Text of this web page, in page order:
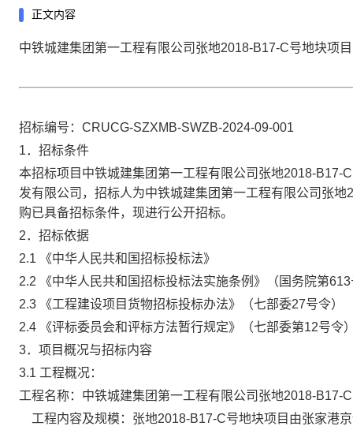
正文内容
中铁城建集团第一工程有限公司张地2018-B17-C号地块项目
招标编号： CRUCG-SZXMB-SWZB-2024-09-001
1．招标条件
本招标项目 中铁城建集团第一工程有限公司张地2018-B17-
发有限公司 ，招标人为中铁城建集团第一工程有限公司张地
购已具备招标条件，现进行公开招标。
2．招标依据
2.1 《中华人民共和国招标投标法》
2.2 《中华人民共和国招标投标法实施条例》（国务院第
2.3 《工程建设项目货物招标投标办法》（七部委27号令）
2.4 《评标委员会和评标方法暂行规定》（七部委第12号令
3．项目概况与招标内容
3.1 工程概况：
工程名称： 中铁城建集团第一工程有限公司 张地2018-B17-
工程内容及规模： 张地2018-B17-C号地块项目由张家港